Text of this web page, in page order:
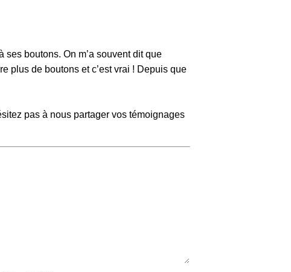
boutons. On m’a souvent dit que
plus de boutons et c’est vrai ! Depuis que
pas à nous partager vos témoignages